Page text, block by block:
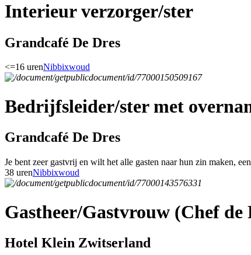
Interieur verzorger/ster
Grandcafé De Dres
<=16 urenNibbixwoud
Bedrijfsleider/ster met
Grandcafé De Dres
Je bent zeer gastvrij en wilt het alle gasten naar hun zin maken,
38 urenNibbixwoud
Gastheer/Gastvrouw (Chef de
Hotel Klein Zwitserland